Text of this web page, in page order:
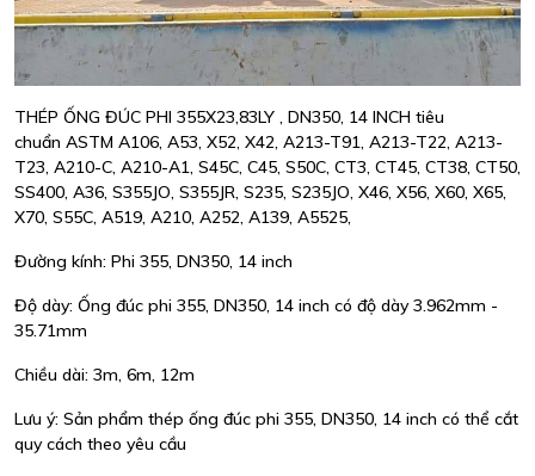
THÉP ỐNG ĐÚC PHI 355X23,83LY , DN350, 14 INCH tiêu
chuẩn ASTM A106, A53, X52, X42, A213-T91, A213-T22, A213-
T23, A210-C, A210-A1, S45C, C45, S50C, CT3, CT45, CT38, CT50,
SS400, A36, S355JO, S355JR, S235, S235JO, X46, X56, X60, X65,
X70, S55C, A519, A210, A252, A139, A5525,
Đường kính: Phi 355, DN350, 14 inch
Độ dày: Ống đúc phi 355, DN350, 14 inch có độ dày 3.962mm -
35.71mm
Chiều dài: 3m, 6m, 12m
Lưu ý: Sản phẩm thép ống đúc phi 355, DN350, 14 inch có thể cắt
quy cách theo yêu cầu